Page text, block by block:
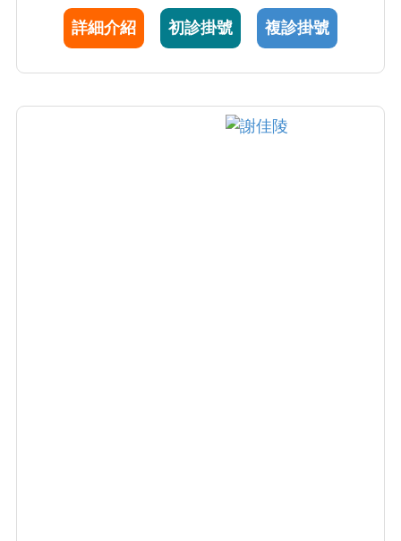
患親切、有耐心，從局部外用藥膏選擇，光照
治療，傳統口服用藥，進階到注射生物製劑，
詳細介紹 初診掛號 複診掛號